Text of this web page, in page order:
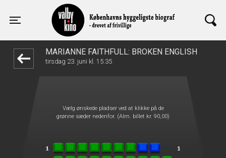
Toggle navigation
Valby Kino
MARIANNE FAITHFULL: BROKEN ENGLISH
tirsdag 23. juni kl. 15:35
Vælg ønskede pladser ved at klikke på de
grønne sæder nedenfor. (Alm. billet kr. 90,00)
front05-temp 035853